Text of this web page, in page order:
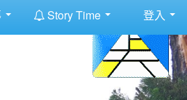
Story Time 登入